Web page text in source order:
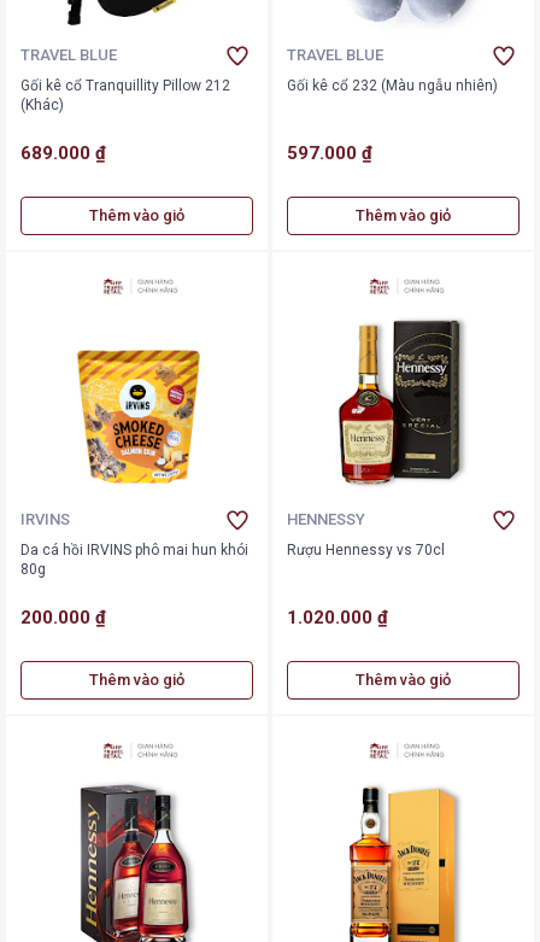
TRAVEL BLUE
Gối kê cổ Tranquillity Pillow 212
(Khác)
689.000 ₫
Thêm vào giỏ
TRAVEL BLUE
Gối kê cổ 232 (Màu ngẫu nhiên)
597.000 ₫
Thêm vào giỏ
IRVINS
Da cá hồi IRVINS phô mai hun khói
80g
200.000 ₫
Thêm vào giỏ
HENNESSY
Rượu Hennessy vs 70cl
1.020.000 ₫
Thêm vào giỏ